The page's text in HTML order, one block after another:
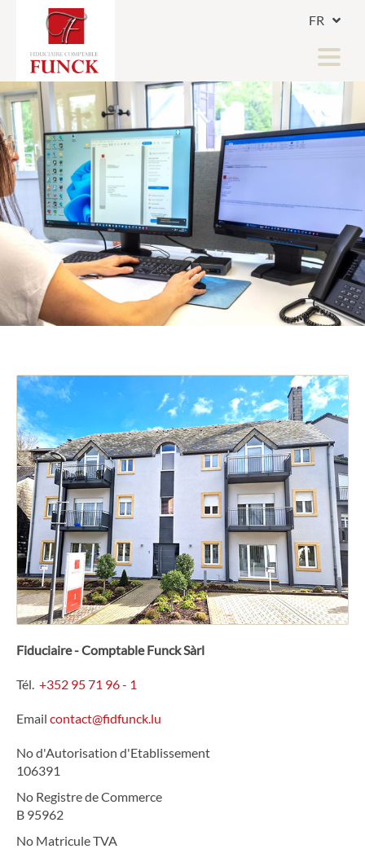
FR
DE
LU
COMPTABILITÉ & FISCALITÉ
SECRÉTARIAT SOCIAL
SECURE - CLIENT ACCESS
Accueil
Actualités
Jobs
Interlocuteurs
Contact
Fiduciaire - Comptable Funck Sàrl
Tél. +352 95 71 96 - 1
Email contact@fidfunck.lu
No d'Autorisation d'Etablissement
106391
No Registre de Commerce
B 95962
No Matricule TVA